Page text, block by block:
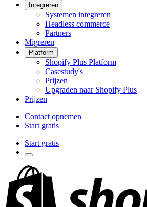
Integreren
Systemen integreren
Headless commerce
Partners
Migreren
Platform
Shopify Plus Platform
Casestudy's
Prijzen
Upgraden naar Shopify Plus
Prijzen
Contact opnemen
Start gratis
Start gratis